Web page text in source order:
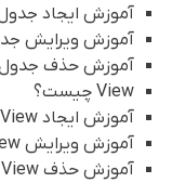
آموزش ایجاد
آموزش ویرایش
آموزش حذف
View چیست؟
آموزش ایجاد View
آموزش ویرایش View
آموزش حذف View